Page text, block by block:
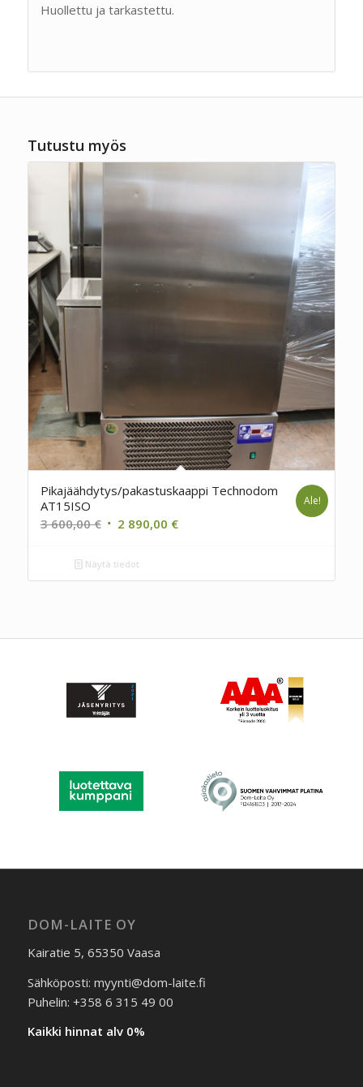
Huollettu ja tarkastettu.
Tutustu myös
Pikajäähdytys/pakastuskaappi Technodom
AT15ISO
3 600,00€ Alkuperäinen
oli:
3
2 890,00 €Nykyinen
2
Ale!
Näytä tiedot
DOM-LAITE OY
Kairatie 5, 65350 Vaasa
Sähköposti: myynti@dom-laite.fi
Puhelin: +358 6 315 49 00
Kaikki hinnat alv 0%